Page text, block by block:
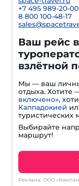
+7 495 989-20-00
8 800 100-48-17
Ваш рейс
взлётной
Мы — ваш
отдыха. Хотите
включено»,
Каппадокией
туристических
Выбирайте
маршрут!
Реклама: ООО